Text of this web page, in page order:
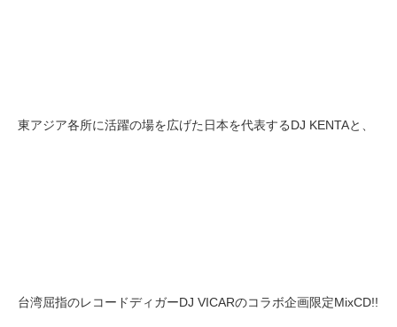
東アジア各所に活躍の場を広げた日本を代表するDJ KENTAと、
台湾屈指のレコードディガーDJ VICARのコラボ企画限定MixCD!!